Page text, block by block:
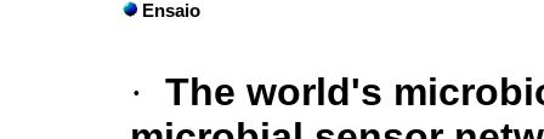
Ensaio
· The world's